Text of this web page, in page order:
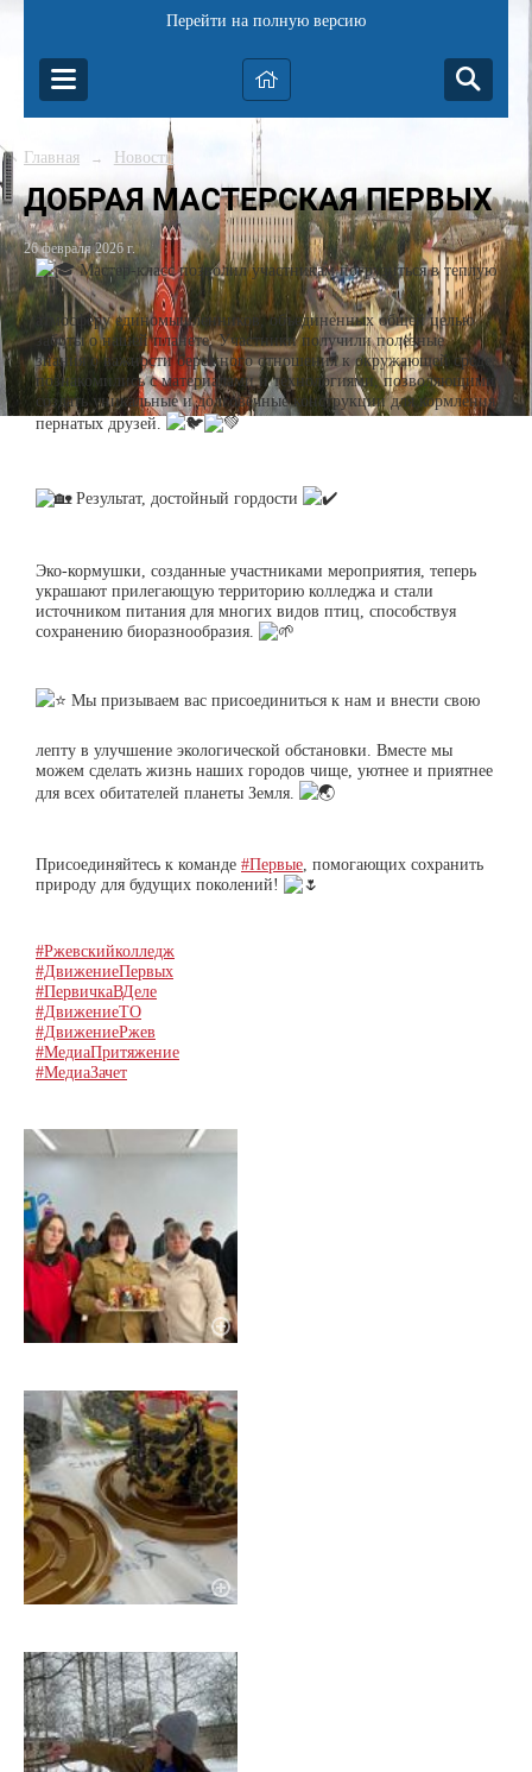
Перейти на полную версию
Главная → Новости
ДОБРАЯ МАСТЕРСКАЯ ПЕРВЫХ
26 февраля 2026 г.
Мастер-класс позволил участникам погрузиться в теплую
атмосферу единомышленников, объединенных общей целью
заботы о нашей планете. Участники получили полезные
знания о важности бережного отношения к окружающей среде,
познакомились с материалами и технологиями, позволяющими
создать уникальные и долговечные конструкции для кормления
пернатых друзей.
Результат, достойный гордости
Эко-кормушки, созданные участниками мероприятия, теперь
украшают прилегающую территорию колледжа и стали
источником питания для многих видов птиц, способствуя
сохранению биоразнообразия.
Мы призываем вас присоединиться к нам и внести свою
лепту в улучшение экологической обстановки. Вместе мы
можем сделать жизнь наших городов чище, уютнее и приятнее
для всех обитателей планеты Земля.
Присоединяйтесь к команде #Первые, помогающих сохранить
природу для будущих поколений!
#Ржевскийколледж
#ДвижениеПервых
#ПервичкаВДеле
#ДвижениеТО
#ДвижениеРжев
#МедиаПритяжение
#МедиаЗачет